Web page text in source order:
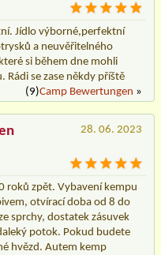
Jídlo výborné,perfektní
a neuvěřitelného
si během dne mohli
Rádi se zase někdy příště
(9)Camp Bewertungen »
28. 06. 2023
roků zpět. Vybavení kempu
otvírací doba od 8 do
sprchy, dostatek zásuvek
potok. Pokud budete
hvězd. Autem kemp